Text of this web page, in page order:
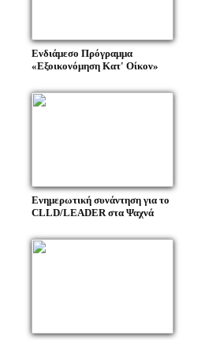
Ενδιάμεσο Πρόγραμμα
«Εξοικονόμηση Κατ' Οίκον»
Ενημερωτική συνάντηση για το
CLLD/LEADER στα Ψαχνά